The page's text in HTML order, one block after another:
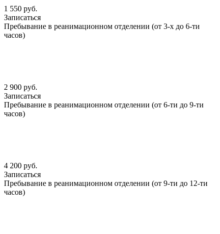
1 550 руб.
Записаться
Пребывание в реанимационном отделении (от 3-х до 6-ти
часов)
2 900 руб.
Записаться
Пребывание в реанимационном отделении (от 6-ти до 9-ти
часов)
4 200 руб.
Записаться
Пребывание в реанимационном отделении (от 9-ти до 12-ти
часов)